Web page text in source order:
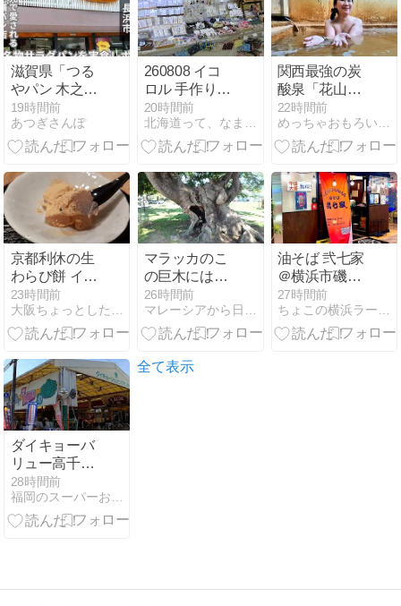
【フェスティ
バトル】
滋賀県「つる
やパン 木之本
本店」訪問レ
ビュー｜駐車
場やお店の雰
19時間前
あつぎさんぽ
260808 イコ
ロル 手作り雑
貨フェスタ in
第13回ホクノ
ースーパー参
20時間前
北海道って、なまらいいベアー！！
関西最強の炭
酸泉「花山温
泉 薬師の湯」
に宿泊してき
ました！(後
22時間前
めっちゃおもろい温泉ぷらす
京都利休の生
わらび餅 イオ
ン藤井寺ショ
ッピングセン
ター店
23時間前
大阪ちょっとした広報部
マラッカのこ
の巨木には驚
いた。都会忘
れてトレッキ
ングでビック
の面白旅日記
26時間前
マレーシアから日本に逆移住編：B級グルメ&徒然なる生活探訪
油そば 弐七家
＠横浜市磯子
区東町
27時間前
ちょこの横浜ラーメン日記
ダイキョーバ
リュー高千穂
牧場珈琲ドク
ターペッパー
28時間前
福岡のスーパーおすすめ商品
全て表示